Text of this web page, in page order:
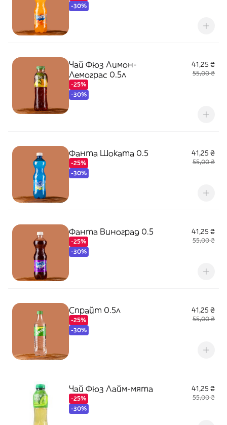
-30%
Чай Фюз Лимон-
Лемограс 0.5л
-25%
-30%
41,25 ₴
55,00 ₴
Фанта Шоката 0.5
-25%
-30%
41,25 ₴
55,00 ₴
Фанта Виноград 0.5
-25%
-30%
41,25 ₴
55,00 ₴
Спрайт 0.5л
-25%
-30%
41,25 ₴
55,00 ₴
Чай Фюз Лайм-мята
-25%
-30%
41,25 ₴
55,00 ₴